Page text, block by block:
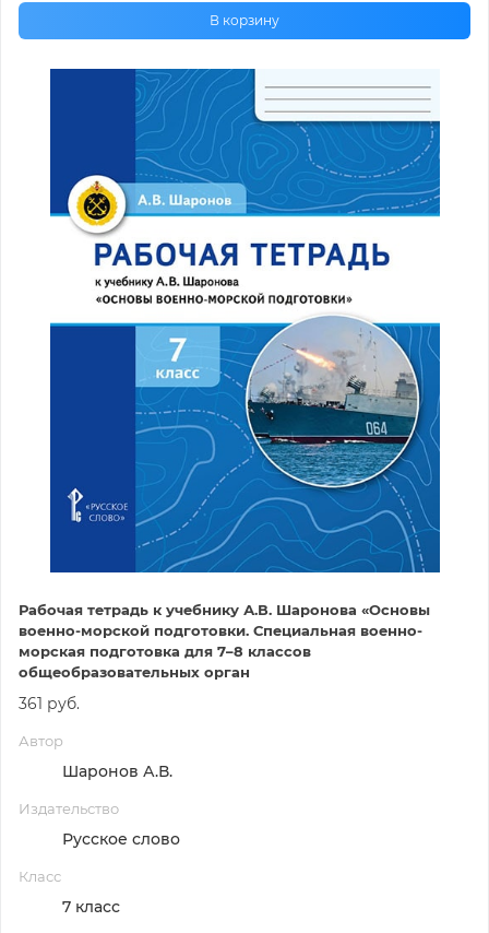
В корзину
Рабочая тетрадь к учебнику А.В. Шаронова «Основы
военно-морской подготовки. Специальная военно-
морская подготовка для 7–8 классов
общеобразовательных орган
361 руб.
Автор
Шаронов А.В.
Издательство
Русское слово
Класс
7 класс